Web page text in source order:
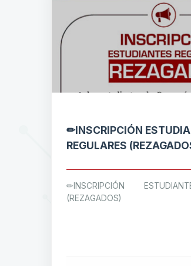
✏INSCRIPCIÓN
REGULARES
✏INSCRIPCIÓN
(REZAGADOS)